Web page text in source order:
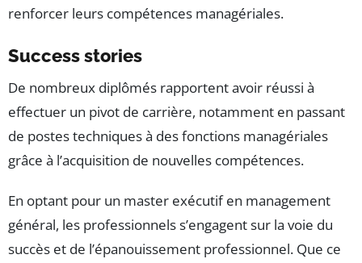
renforcer leurs compétences managériales.
Success stories
De nombreux diplômés rapportent avoir réussi à
effectuer un pivot de carrière, notamment en passant
de postes techniques à des fonctions managériales
grâce à l’acquisition de nouvelles compétences.
En optant pour un master exécutif en management
général, les professionnels s’engagent sur la voie du
succès et de l’épanouissement professionnel. Que ce